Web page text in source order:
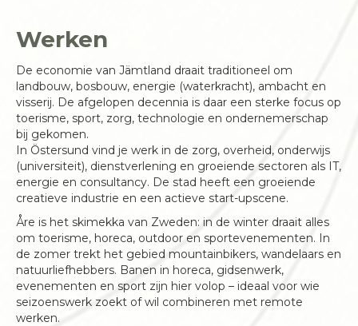
Werken
De economie van Jämtland draait traditioneel om
landbouw, bosbouw, energie (waterkracht), ambacht en
visserij. De afgelopen decennia is daar een sterke focus op
toerisme, sport, zorg, technologie en ondernemerschap
bij gekomen.
In Östersund vind je werk in de zorg, overheid, onderwijs
(universiteit), dienstverlening en groeiende sectoren als IT,
energie en consultancy. De stad heeft een groeiende
creatieve industrie en een actieve start-upscene.
Åre is het skimekka van Zweden: in de winter draait alles
om toerisme, horeca, outdoor en sportevenementen. In
de zomer trekt het gebied mountainbikers, wandelaars en
natuurliefhebbers. Banen in horeca, gidsenwerk,
evenementen en sport zijn hier volop – ideaal voor wie
seizoenswerk zoekt of wil combineren met remote
werken.